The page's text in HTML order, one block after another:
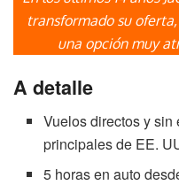
transformado su
una opción muy
A detalle
Vuelos directos y
principales de EE.
5 horas en auto